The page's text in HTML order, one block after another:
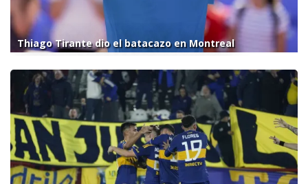
Thiago Tirante dio el batacazo en Montreal